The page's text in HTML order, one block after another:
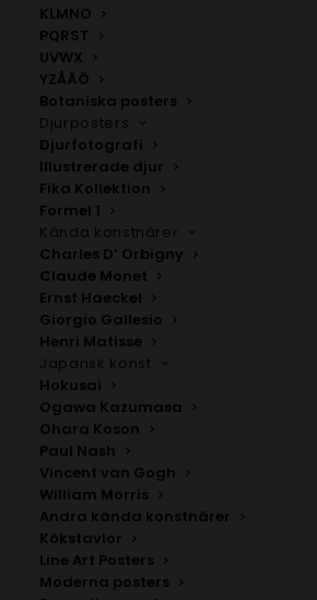
KLMNO
PQRST
UVWX
YZÅÄÖ
Botaniska posters
Djurposters
Djurfotografi
Illustrerade djur
Fika Kollektion
Formel 1
Kända konstnärer
Charles D’ Orbigny
Claude Monet
Ernst Haeckel
Giorgio Gallesio
Henri Matisse
Japansk konst
Hokusai
Ogawa Kazumasa
Ohara Koson
Paul Nash
Vincent van Gogh
William Morris
Andra kända konstnärer
Kökstavlor
Line Art Posters
Moderna posters
30×40 cm och 21×30 cm.
KLMNO Motala kommun
stad i text
ANDRA KÖPTE ÄVEN
Grebo
Fr.200.00